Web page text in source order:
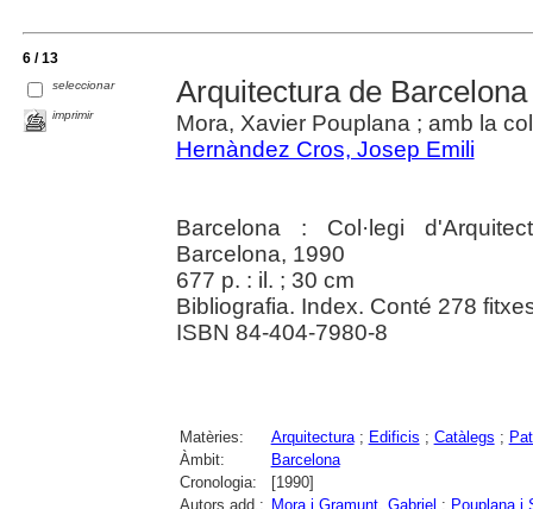
6 / 13
seleccionar
imprimir
Arquitectura de Barcelona
Mora, Xavier Pouplana ; amb la
Hernàndez Cros, Josep Emili
Barcelona : Col·legi
Barcelona, 1990
677 p. : il. ; 30 cm
Bibliografia. Index. Conté 278
ISBN 84-404-7980-8
Matèries: Arquitectura; Edificis ; Catàlegs ;
Àmbit:
Barcelona
Cronologia:
[1990]
Autors add.: Mora i Gramunt, Gabriel ; Pouplana i